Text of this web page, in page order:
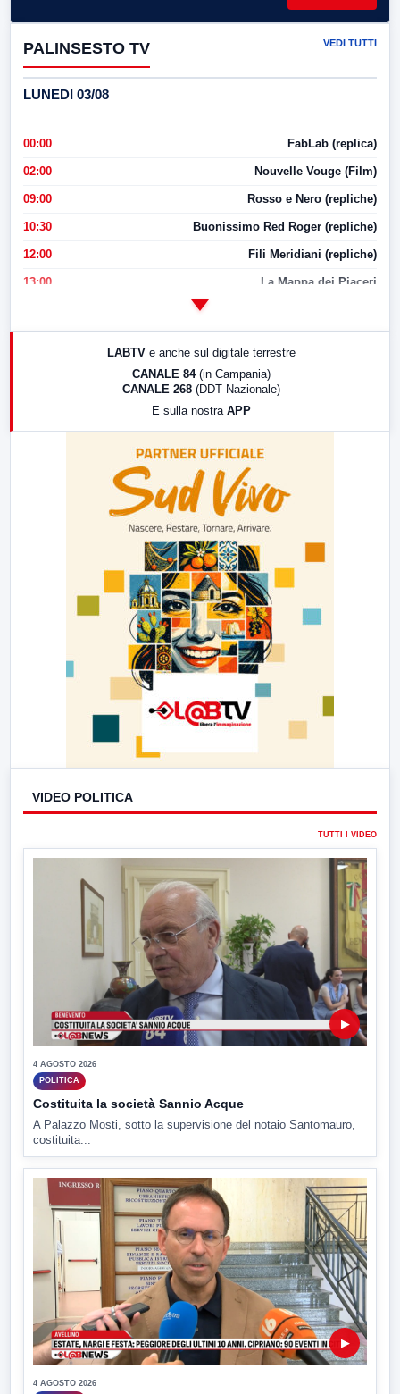
PALINSESTO TV VEDI TUTTI
LUNEDI 03/08
00:00 FabLab (replica)
02:00 Nouvelle Vouge (Film)
09:00 Rosso e Nero (repliche)
10:30 Buonissimo Red Roger (repliche)
12:00 Fili Meridiani (repliche)
13:00 La Mappa dei Piaceri
LABTV e anche sul digitale terrestre
CANALE 84 (in Campania)
CANALE 268 (DDT Nazionale)
E sulla nostra APP
VIDEO POLITICA
TUTTI I VIDEO
▶
4 AGOSTO 2026
POLITICA
Costituita la società Sannio Acque
A Palazzo Mosti, sotto la supervisione del notaio Santomauro,
costituita...
▶
4 AGOSTO 2026